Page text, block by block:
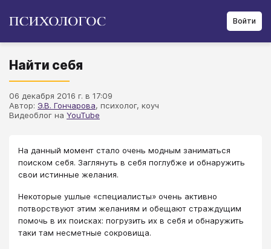
Войти
Найти себя
06 декабря 2016 г. в 17:09
Автор: Э.В. Гончарова, психолог, коуч
Видеоблог на YouTube
На данный момент стало очень модным заниматься
поиском себя. Заглянуть в себя поглубже и обнаружить
свои истинные желания.
Некоторые ушлые «специалисты» очень активно
потворствуют этим желаниям и обещают страждущим
помочь в их поисках: погрузить их в себя и обнаружить
таки там несметные сокровища.